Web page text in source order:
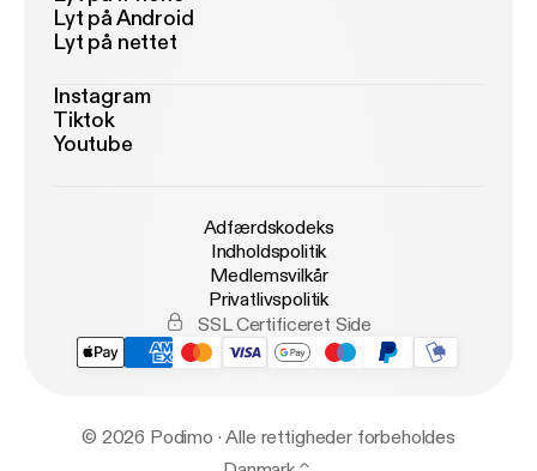
Lyt på Android
Lyt på nettet
Instagram
Tiktok
Youtube
Adfærdskodeks
Indholdspolitik
Medlemsvilkår
Privatlivspolitik
SSL Certificeret Side
© 2026 Podimo · Alle rettigheder forbeholdes